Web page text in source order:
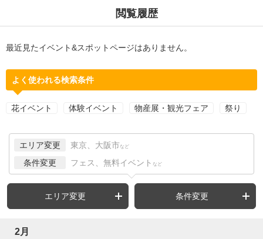
閲覧履歴
最近見たイベント&スポットページはありません。
よく使われる検索条件
花イベント 体験イベント 物産展・観光フェア 祭り
エリア変更 東京、大阪市 など
条件変更 フェス、無料イベント など
エリア変更 条件変更
2月